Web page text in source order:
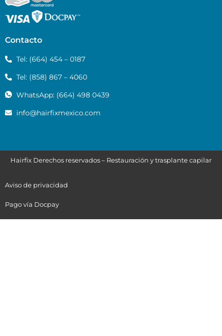
Contacto
Tel: (664) 454 – 0187
Tel: (858) 867 – 4060
WhatsApp: (664) 498 0439
info@hairfixmexico.com
Hairfix Derechos reservados – Restauración y trasplante capilar
Aviso de privacidad
Pago vía Docpay